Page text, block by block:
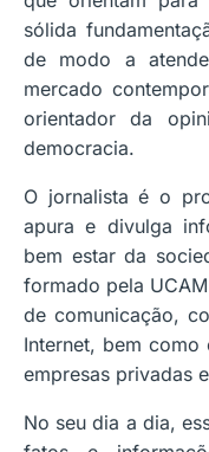
sólida
de modo a
mercado
orientador da
democracia.
O jornalista é o
apura e divulga
bem estar da
formado pela
de comunicação,
Internet, bem como
empresas privadas
No seu dia a dia,